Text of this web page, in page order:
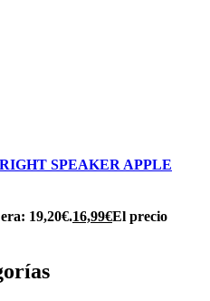
SPEAKER APPLE
19,20€.16,99€El precio